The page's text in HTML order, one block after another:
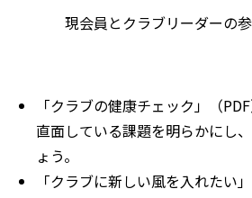
現会員とクラブリーダーの
「クラブの健康チェック」（
直面している課題を明らかにし
ょう。
「クラブに新しい風を入れたい